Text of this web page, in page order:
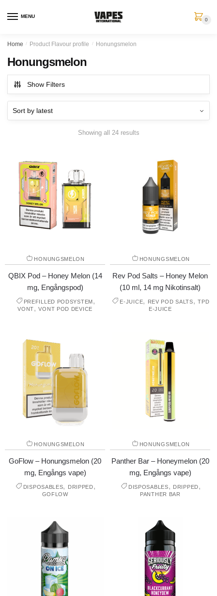
MENU
0
Home / Product Flavour profile / Honungsmelon
Honungsmelon
Show Filters
Showing all 24 results
HONUNGSMELON
QBIX Pod – Honey Melon (14
mg, Engångspod)
PREFILLED PODSYSTEM,
VONT,VONT POD DEVICE
HONUNGSMELON
Rev Pod Salts – Honey Melon
(10 ml, 14 mg Nikotinsalt)
E-JUICE, REV POD SALTS,TPD
E-JUICE
HONUNGSMELON
GoFlow – Honungsmelon (20
mg, Engångs vape)
DISPOSABLES, DRIPPED,
GOFLOW
HONUNGSMELON
Panther Bar – Honeymelon (20
mg, Engångs vape)
DISPOSABLES, DRIPPED,
PANTHER BAR